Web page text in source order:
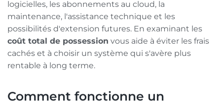
logicielles, les abonnements au cloud, la
maintenance, l'assistance technique et les
possibilités d'extension futures. En examinant les
coût total de possession vous aide à éviter les frais
cachés et à choisir un système qui s'avère plus
rentable à long terme.
Comment fonctionne un